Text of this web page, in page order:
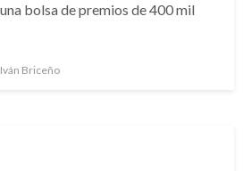
bolsa de premios de 400 mil
Iván Briceño